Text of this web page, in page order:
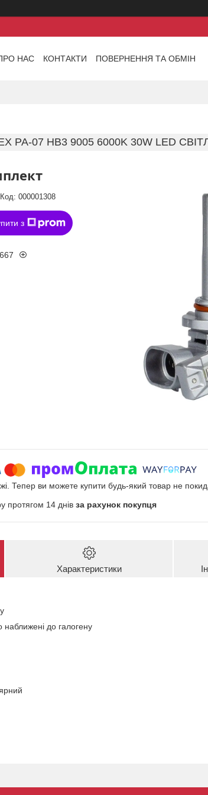
НАС КОНТАКТИ ПОВЕРНЕННЯ ТА ОБМІН
PA-07 HB3 9005 6000K 30W LED
Код: 000001308
з
Тепер ви можете купити будь-який товар не
протягом 14 днів за рахунок покупця
Характеристики
до галогену